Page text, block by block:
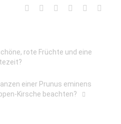
rote Früchte und eine
einer Prunus eminens
Kirsche beachten?